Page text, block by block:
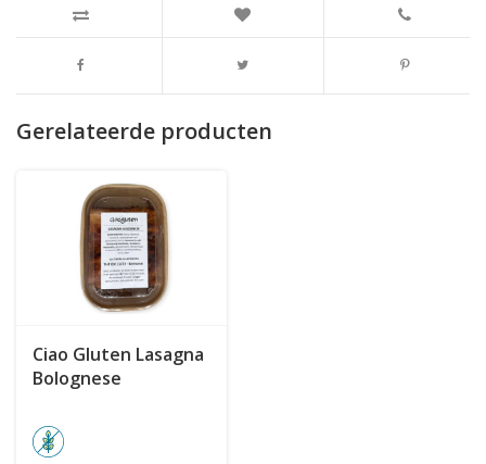
Gerelateerde producten
Ciao Gluten Lasagna
Bolognese